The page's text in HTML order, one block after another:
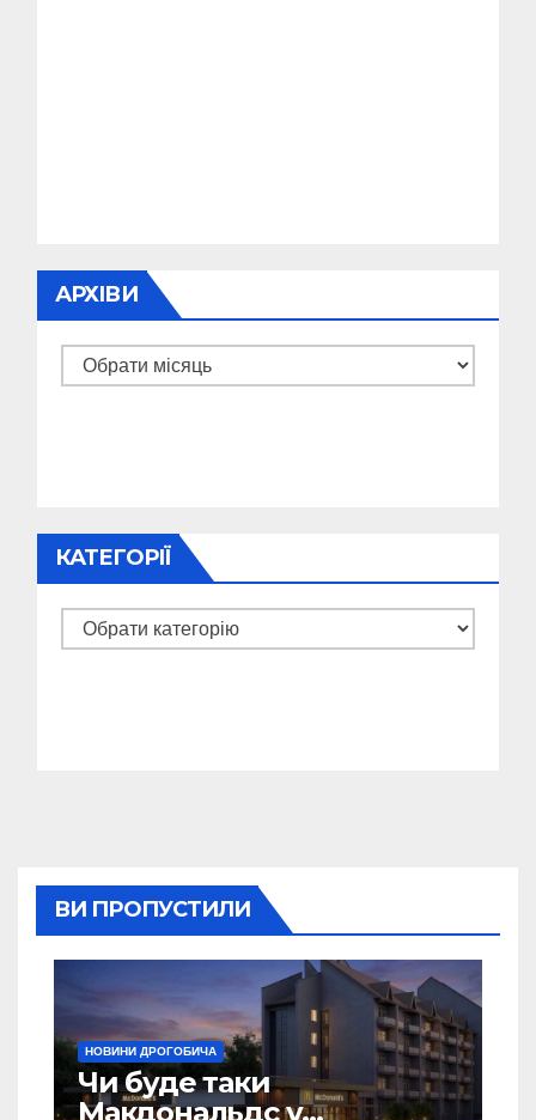
АРХІВИ
Архіви
КАТЕГОРІЇ
Категорії
ВИ ПРОПУСТИЛИ
НОВИНИ ДРОГОБИЧА
Чи буде таки
Макдональдс у